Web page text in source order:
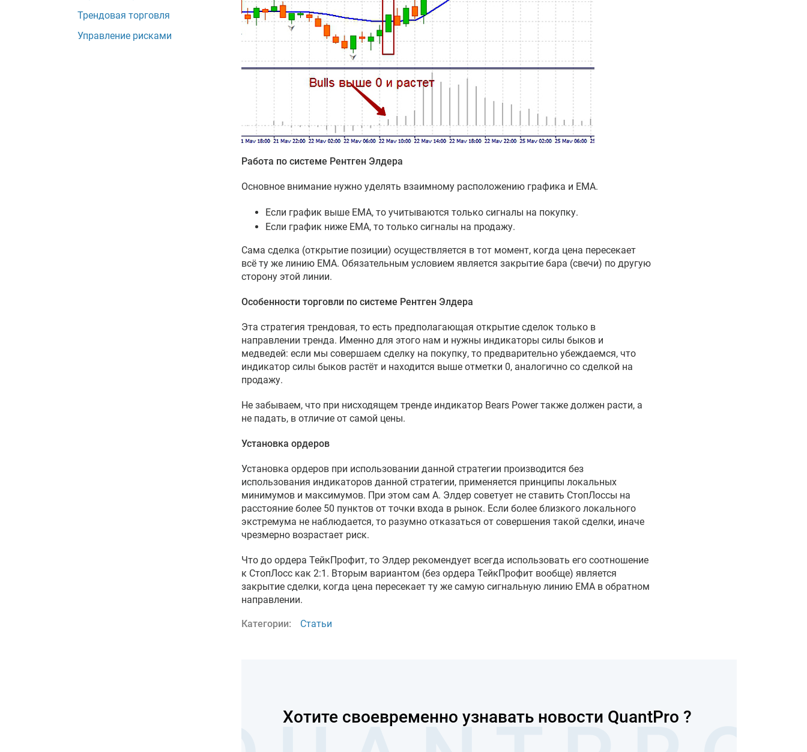
Трендовая торговля
Управление рисками
Работа по системе Рентген Элдера
Основное внимание нужно уделять взаимному расположению графика и EMA.
Если график выше EMA, то учитываются только сигналы на покупку.
Если график ниже EMA, то только сигналы на продажу.
Сама сделка (открытие позиции) осуществляется в тот момент, когда цена пересекает
всё ту же линию EMA. Обязательным условием является закрытие бара (свечи) по другую
сторону этой линии.
Особенности торговли по системе Рентген Элдера
Эта стратегия трендовая, то есть предполагающая открытие сделок только в
направлении тренда. Именно для этого нам и нужны индикаторы силы быков и
медведей: если мы совершаем сделку на покупку, то предварительно убеждаемся, что
индикатор силы быков растёт и находится выше отметки 0, аналогично со сделкой на
продажу.
Не забываем, что при нисходящем тренде индикатор Bears Power также должен расти, а
не падать, в отличие от самой цены.
Установка ордеров
Установка ордеров при использовании данной стратегии производится без
использования индикаторов данной стратегии, применяется принципы локальных
минимумов и максимумов. При этом сам А. Элдер советует не ставить СтопЛоссы на
расстояние более 50 пунктов от точки входа в рынок. Если более близкого локального
экстремума не наблюдается, то разумно отказаться от совершения такой сделки, иначе
чрезмерно возрастает риск.
Что до ордера ТейкПрофит, то Элдер рекомендует всегда использовать его соотношение
к СтопЛосс как 2:1. Вторым вариантом (без ордера ТейкПрофит вообще) является
закрытие сделки, когда цена пересекает ту же самую сигнальную линию EMA в обратном
направлении.
Категории: Статьи
Хотите своевременно узнавать новости QuantPro ?